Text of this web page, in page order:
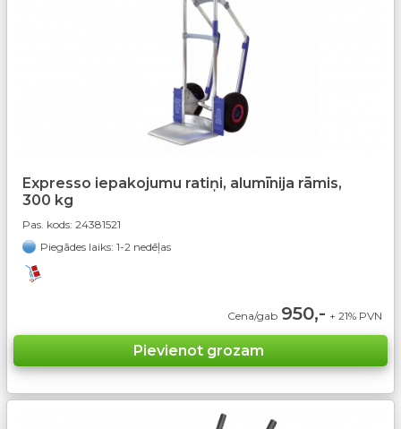
Expresso iepakojumu ratiņi, alumīnija rāmis,
300 kg
Pas. kods: 24381521
Piegādes laiks: 1-2 nedēļas
Cena/gab 950,- + 21% PVN